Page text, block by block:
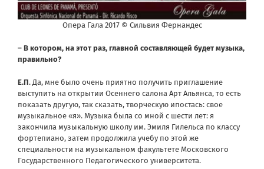
Опера Гала 2017 © Сильвия Фернандес
– В котором, на этот раз, главной составляющей будет музыка,
правильно?
Е.П. Да, мне было очень приятно получить приглашение
выступить на открытии Осеннего салона Арт Альянса, то есть
показать другую, так сказать, творческую ипостась: свое
музыкальное «я». Музыка была со мной с шести лет: я
закончила музыкальную школу им. Эмиля Гилельса по классу
фортепиано, затем продолжила учебу по этой же
специальности на музыкальном факультете Московского
Государственного Педагогического университета.